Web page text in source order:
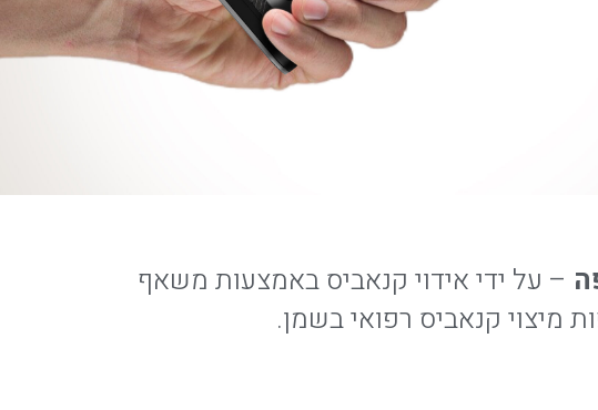
– על ידי אידוי קנאביס באמצעות משאף
מיצוי קנאביס רפואי בשמן.